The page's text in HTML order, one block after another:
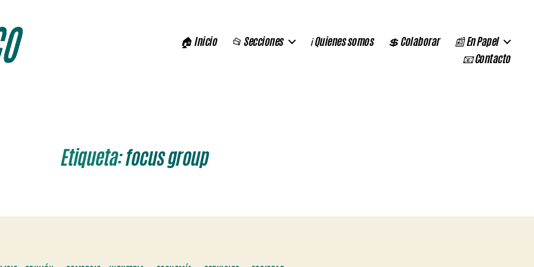
🏠 Inicio 📂 Secciones ℹ️ Quienes somos 💲 Colaborar
📰 En Papel
📧 Contacto
Etiqueta:focus group
Categorías